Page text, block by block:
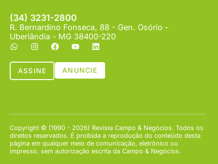
(34) 3231-2800
R. Bernardino Fonseca, 88 - Gen. Osório -
Uberlândia - MG 38400-220
ASSINE ANUNCIE
Copyright © (1990 - 2026) Revista Campo & Negócios. Todos os
direitos reservados. É proibida a reprodução do conteúdo desta
página em qualquer meio de comunicação, eletrônico ou
impresso, sem autorização escrita da Campo & Negócios.